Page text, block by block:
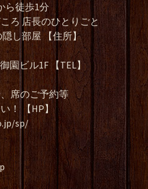
ら徒歩1分
ろ 店長のひとりごと
し部屋 【住所】
園ビル1F 【TEL】
席のご予約等
！ 【HP】
sp/